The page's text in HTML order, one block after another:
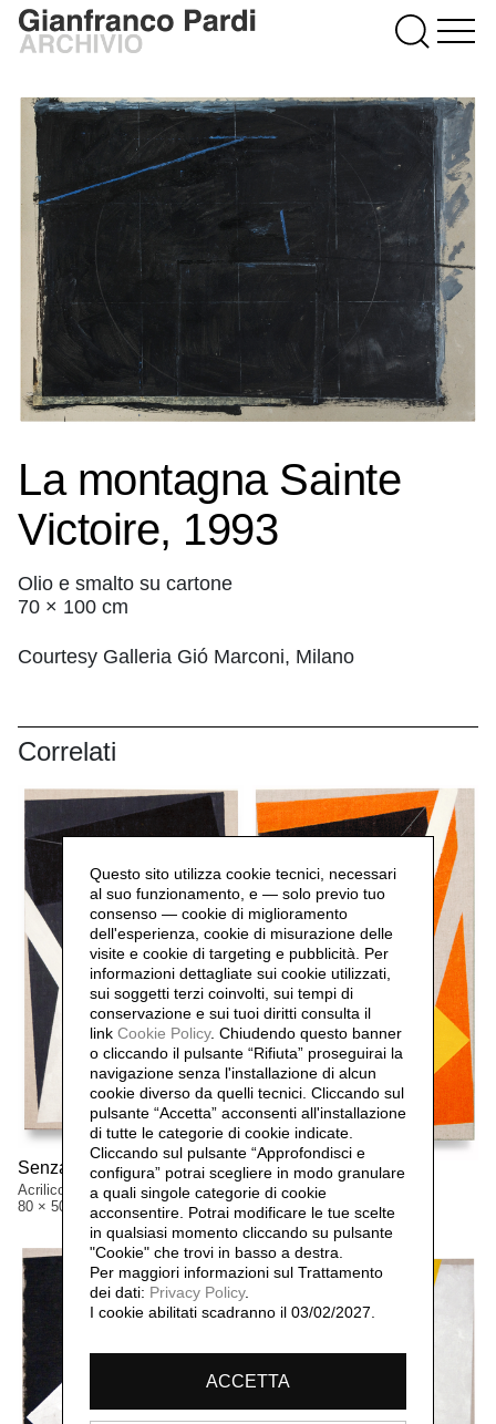
La montagna Sainte
Victoire, 1993
Olio e smalto su cartone
70 × 100 cm
Courtesy Galleria Gió Marconi, Milano
Correlati
Senza titolo, 2010
Acrilico su tela
80 × 50,5 cm
Senza titolo, 2010
Acrilico su tela
80 × 50,5 cm
Questo sito utilizza cookie tecnici, necessari
al suo funzionamento, e — solo previo tuo
consenso — cookie di miglioramento
dell'esperienza, cookie di misurazione delle
visite e cookie di targeting e pubblicità. Per
informazioni dettagliate sui cookie utilizzati,
sui soggetti terzi coinvolti, sui tempi di
conservazione e sui tuoi diritti consulta il
link Cookie Policy. Chiudendo questo banner
o cliccando il pulsante “Rifiuta” proseguirai la
navigazione senza l'installazione di alcun
cookie diverso da quelli tecnici. Cliccando sul
pulsante “Accetta” acconsenti all'installazione
di tutte le categorie di cookie indicate.
Cliccando sul pulsante “Approfondisci e
configura” potrai scegliere in modo granulare
a quali singole categorie di cookie
acconsentire. Potrai modificare le tue scelte
in qualsiasi momento cliccando su pulsante
"Cookie" che trovi in basso a destra.
Per maggiori informazioni sul Trattamento
dei dati: Privacy Policy.
I cookie abilitati scadranno il 03/02/2027.
ACCETTA